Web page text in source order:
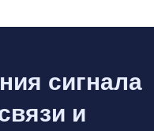
сигнала
и